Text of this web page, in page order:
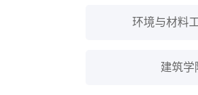
环境与材料
建筑学